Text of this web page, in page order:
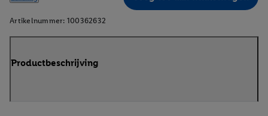
Artikelnummer: 100362632
Productbeschrijving